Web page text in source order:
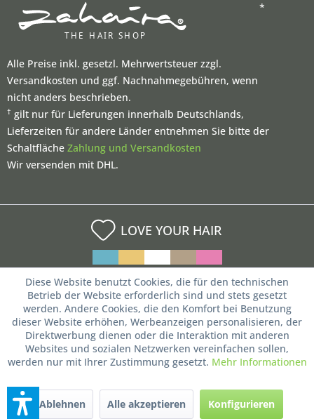
*
Alle Preise inkl. gesetzl. Mehrwertsteuer zzgl.
Versandkosten und ggf. Nachnahmegebühren, wenn
nicht anders beschrieben.
† gilt nur für Lieferungen innerhalb Deutschlands,
Lieferzeiten für andere Länder entnehmen Sie bitte der
Schaltfläche Zahlung und Versandkosten
Wir versenden mit DHL.
LOVE YOUR HAIR
Diese Website benutzt Cookies, die für den technischen
Betrieb der Website erforderlich sind und stets gesetzt
werden. Andere Cookies, die den Komfort bei Benutzung
dieser Website erhöhen, Werbeanzeigen personalisieren, der
Direktwerbung dienen oder die Interaktion mit anderen
Websites und sozialen Netzwerken vereinfachen sollen,
werden nur mit Ihrer Zustimmung gesetzt. Mehr Informationen
Ablehnen Alle akzeptieren Konfigurieren